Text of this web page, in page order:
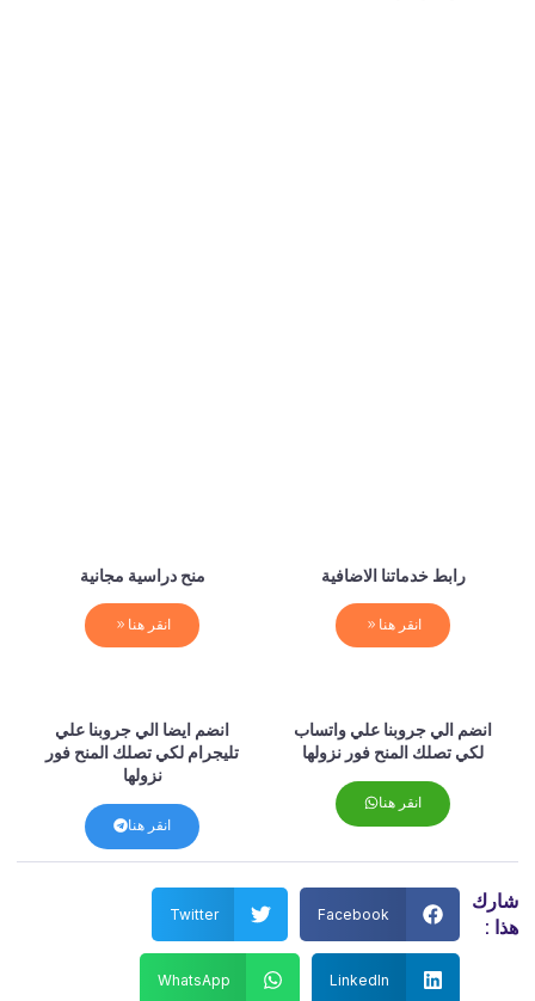
رابط خدماتنا الاضافية
انقر هنا
منح دراسية مجانية
انقر هنا
انضم الي جروبنا علي واتساب
لكي تصلك المنح فور نزولها
انقر هنا
انضم ايضا الي جروبنا علي
تليجرام لكي تصلك المنح فور
نزولها
انقر هنا
شارك
هذا :
Facebook
Twitter
LinkedIn
WhatsApp